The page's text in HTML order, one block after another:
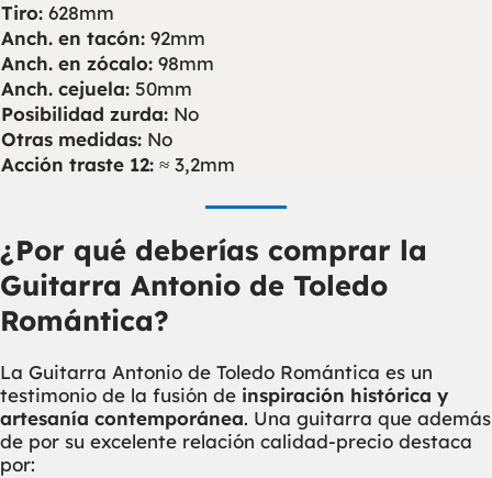
Tiro: 628mm
Anch. en tacón: 92mm
Anch. en zócalo: 98mm
Anch. cejuela: 50mm
Posibilidad zurda: No
Otras medidas: No
Acción traste 12: ≈ 3,2mm
¿Por qué deberías comprar la
Guitarra Antonio de Toledo
Romántica?
La Guitarra Antonio de Toledo Romántica es un
testimonio de la fusión de inspiración histórica y
artesanía contemporánea. Una guitarra que además
de por su excelente relación calidad-precio destaca
por: